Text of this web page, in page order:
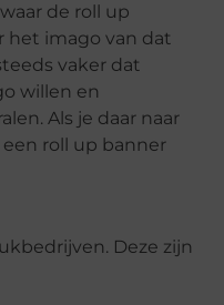
de roll up
het imago van dat
vaker dat
willen en
Als je daar naar
roll up banner
Deze zijn